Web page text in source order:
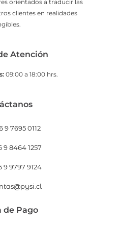
orientados a traducir las
clientes en realidades
Atención
09:00 a 18:00 hrs.
9 7695 0112
9 8464 1257
9 9797 9124
de Pago